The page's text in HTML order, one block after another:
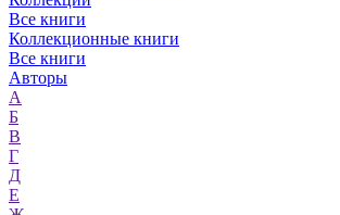
Все книги
Коллекционные книги
Все книги
Авторы
А
Б
В
Г
Д
Е